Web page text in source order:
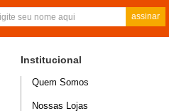
assinar
Institucional
Quem Somos
Nossas Lojas